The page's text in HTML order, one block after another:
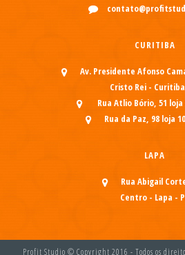
CURITIBA
Av. Presidente Afonso
Cristo Rei -
Rua Atlio Bório, 51
Rua da Paz, 98 loja
LAPA
Rua Abigail
Centro - Lapa -
Profit Studio © Copyright 2016 - Todos os